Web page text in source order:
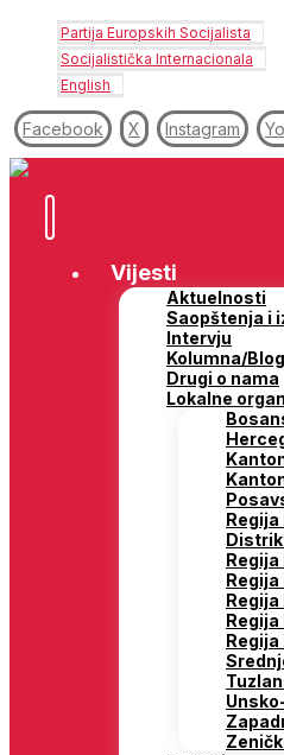
Partija Europskih Socijalista
Socijalistička Internacionala
English
Facebook X Instagram
Vijesti
Aktuelnosti
Saopštenja i
Intervju
Kolumna/Blog
Drugi o nama
Lokalne
Regija
Regija
Regija
Regija